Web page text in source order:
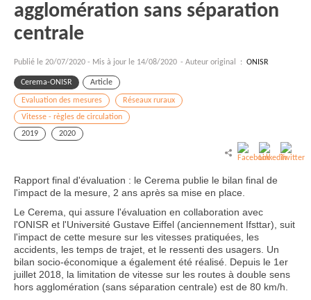
agglomération sans séparation
centrale
Publié le 20/07/2020 - Mis à jour le 14/08/2020 - Auteur original : ONISR
Cerema-ONISR Article
Evaluation des mesures
Réseaux ruraux
Vitesse - règles de circulation
2019
2020
Rapport final d'évaluation : le Cerema publie le bilan final de
l'impact de la mesure, 2 ans après sa mise en place.
Le Cerema, qui assure l'évaluation en collaboration avec
l'ONISR et l'Université Gustave Eiffel (anciennement Ifsttar), suit
l'impact de cette mesure sur les vitesses pratiquées, les
accidents, les temps de trajet, et le ressenti des usagers. Un
bilan socio-économique a également été réalisé. Depuis le 1er
juillet 2018, la limitation de vitesse sur les routes à double sens
hors agglomération (sans séparation centrale) est de 80 km/h.